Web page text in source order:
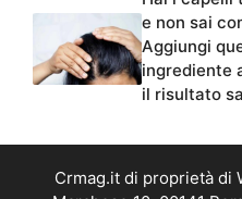
e non sai
Aggiungi
ingrediente
il risultato
Crmag.it di proprietà di